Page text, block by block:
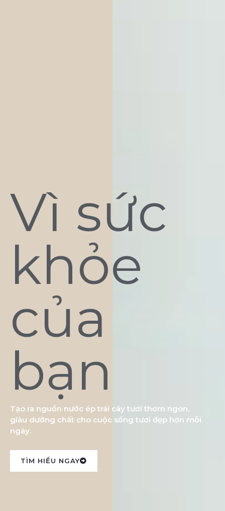
Vì sức
khỏe
của
bạn
Tạo ra nguồn nước ép trái cây tươi thơm ngon,
giàu dưỡng chất cho cuộc sống tươi đẹp hơn mỗi
ngày.
TÌM HIỂU NGAY